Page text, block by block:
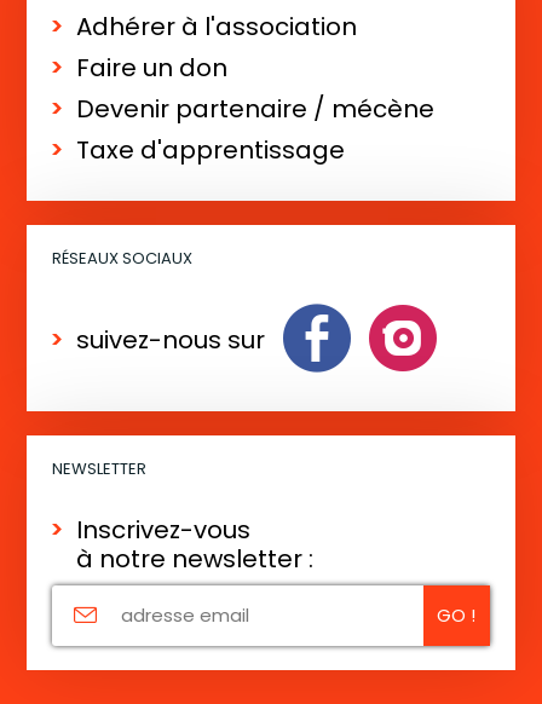
Adhérer à l'association
Faire un don
Devenir partenaire / mécène
Taxe d'apprentissage
RÉSEAUX SOCIAUX
suivez-nous sur
NEWSLETTER
Inscrivez-vous
à notre newsletter :